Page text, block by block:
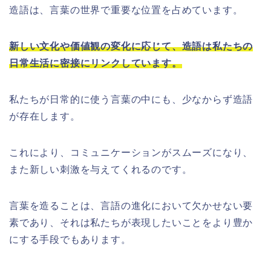
造語は、言葉の世界で重要な位置を占めています。
新しい文化や価値観の変化に応じて、造語は私たちの
日常生活に密接にリンクしています。
私たちが日常的に使う言葉の中にも、少なからず造語
が存在します。
これにより、コミュニケーションがスムーズになり、
また新しい刺激を与えてくれるのです。
言葉を造ることは、言語の進化において欠かせない要
素であり、それは私たちが表現したいことをより豊か
にする手段でもあります。